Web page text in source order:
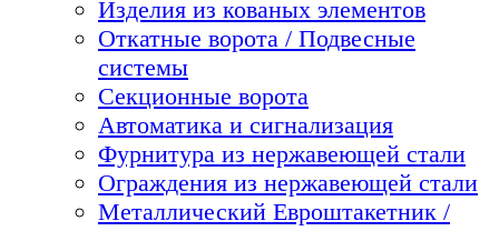
Изделия из кованых элементов
Откатные ворота / Подвесные
системы
Секционные ворота
Автоматика и сигнализация
Фурнитура из нержавеющей стали
Ограждения из нержавеющей стали
Металлический Евроштакетник /